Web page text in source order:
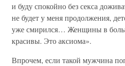
и буду спокойно без секса
не будет у меня продолжения,
уже смирился… Женщины в
красивы. Это аксиома».
Впрочем, если такой мужчина